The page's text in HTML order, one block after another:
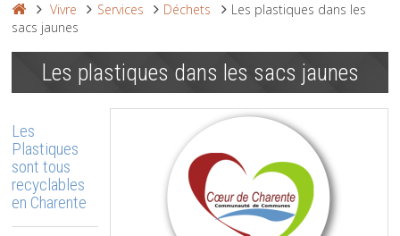
Vivre Services Déchets
Les plastiques dans les
sacs jaunes
Les plastiques dans les sacs jaunes
Les
Plastiques
sont tous
recyclables
en Charente